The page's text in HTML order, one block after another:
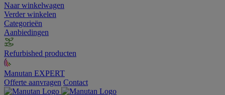
Naar winkelwagen
Verder winkelen
Categorieën
Aanbiedingen
Refurbished producten
Manutan EXPERT
Offerte aanvragen Contact